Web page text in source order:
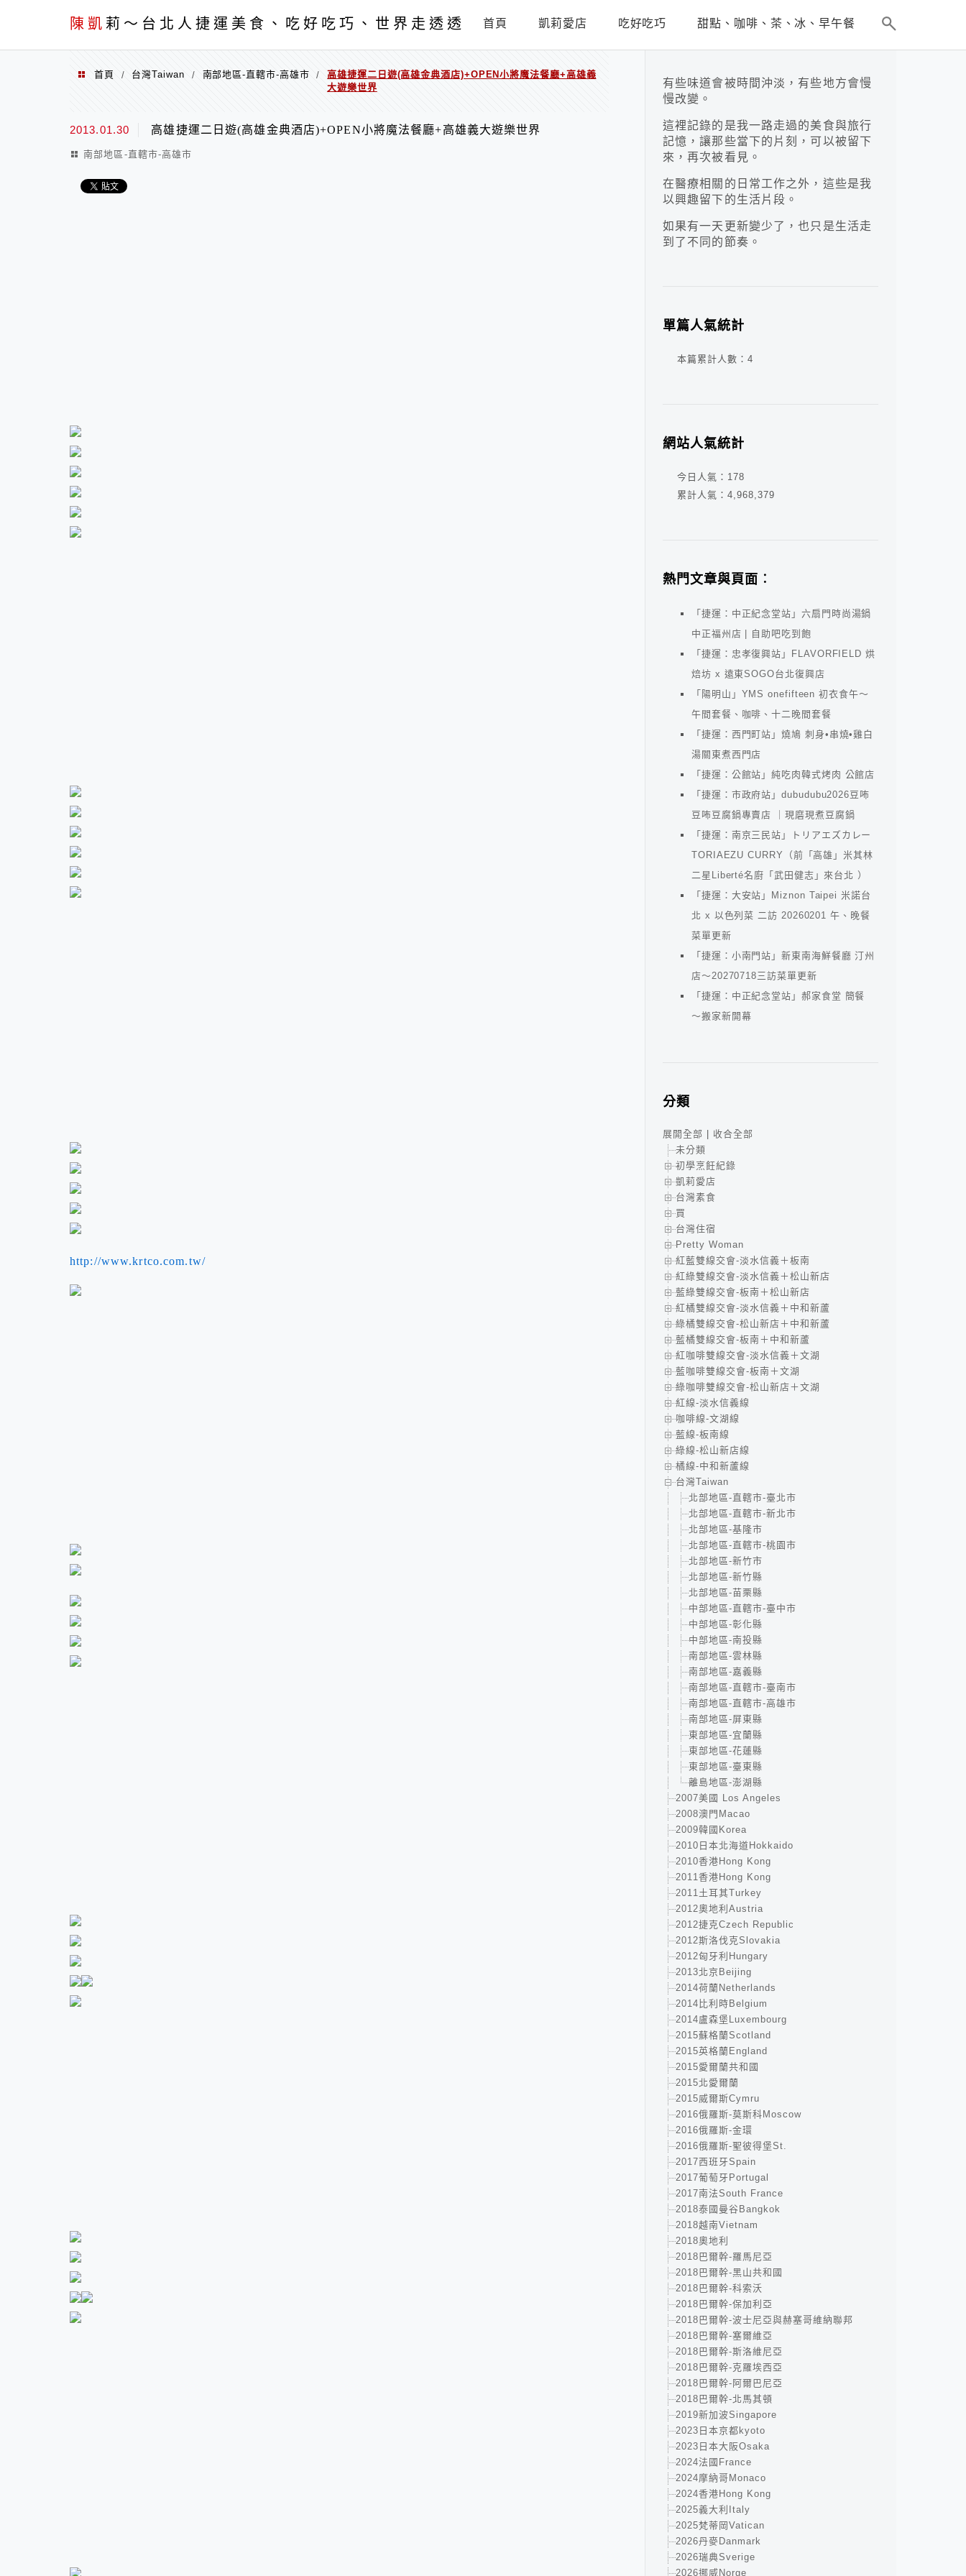
陳凱 莉～台北人捷運美食、吃好吃巧、世界走透透
menu
首頁 凱莉愛店 吃好吃巧 甜點、咖啡、茶、冰、早午餐
首頁 / 台灣Taiwan / 南部地區-直轄市-高雄市 /
高雄捷運二日遊(高雄金典酒店)+OPEN小將魔法餐廳+高雄義
大遊樂世界
2013.01.30 高雄捷運二日遊(高雄金典酒店)+OPEN小將魔法餐廳+高雄義大遊樂世界
南部地區-直轄市-高雄市
http://www.krtco.com.tw/
有些味道會被時間沖淡，有些地方會慢
慢改變。
這裡記錄的是我一路走過的美食與旅行
記憶，讓那些當下的片刻，可以被留下
來，再次被看見。
在醫療相關的日常工作之外，這些是我
以興趣留下的生活片段。
如果有一天更新變少了，也只是生活走
到了不同的節奏。
單篇人氣統計
本篇累計人數： 4
網站人氣統計
今日人氣： 178
累計人氣： 4,968,379
熱門文章與頁面︰
「捷運：中正紀念堂站」六扇門時尚湯鍋
中正福州店 | 自助吧吃到飽
「捷運：忠孝復興站」FLAVORFIELD 烘
焙坊 x 遠東SOGO台北復興店
「陽明山」YMS onefifteen 初衣食午～
午間套餐、咖啡、十二晚間套餐
「捷運：西門町站」燒鳩 刺身•串燒•雞白
湯關東煮西門店
「捷運：公館站」純吃肉韓式烤肉 公館店
「捷運：市政府站」dubudubu2026豆咘
豆咘豆腐鍋專賣店 ｜現磨現煮豆腐鍋
「捷運：南京三民站」トリアエズカレー
TORIAEZU CURRY（前「高雄」米其林
二星Liberté名廚「武田健志」來台北 ）
「捷運：大安站」Miznon Taipei 米諾台
北 x 以色列菜 二訪 20260201 午、晚餐
菜單更新
「捷運：小南門站」新東南海鮮餐廳 汀州
店～20270718三訪菜單更新
「捷運：中正紀念堂站」郝家食堂 簡餐
～搬家新開幕
分類
展開全部
收合全部
未分類
初學烹飪紀錄
凱莉愛店
台灣素食
買
台灣住宿
Pretty Woman
紅藍雙線交會-淡水信義＋板南
紅綠雙線交會-淡水信義＋松山新店
藍綠雙線交會-板南＋松山新店
紅橘雙線交會-淡水信義＋中和新蘆
綠橘雙線交會-松山新店＋中和新蘆
藍橘雙線交會-板南＋中和新蘆
紅咖啡雙線交會-淡水信義＋文湖
藍咖啡雙線交會-板南＋文湖
綠咖啡雙線交會-松山新店＋文湖
紅線-淡水信義線
咖啡線-文湖線
藍線-板南線
綠線-松山新店線
橘線-中和新蘆線
台灣Taiwan
北部地區-直轄市-臺北市
北部地區-直轄市-新北市
北部地區-基隆市
北部地區-直轄市-桃園市
北部地區-新竹市
北部地區-新竹縣
北部地區-苗栗縣
中部地區-直轄市-臺中市
中部地區-彰化縣
中部地區-南投縣
南部地區-雲林縣
南部地區-嘉義縣
南部地區-直轄市-臺南市
南部地區-直轄市-高雄市
南部地區-屏東縣
東部地區-宜蘭縣
東部地區-花蓮縣
東部地區-臺東縣
離島地區-澎湖縣
2007美國 Los Angeles
2008澳門Macao
2009韓國Korea
2010日本北海道Hokkaido
2010香港Hong Kong
2011香港Hong Kong
2011土耳其Turkey
2012奧地利Austria
2012捷克Czech Republic
2012斯洛伐克Slovakia
2012匈牙利Hungary
2013北京Beijing
2014荷蘭Netherlands
2014比利時Belgium
2014盧森堡Luxembourg
2015蘇格蘭Scotland
2015英格蘭England
2015愛爾蘭共和國
2015北愛爾蘭
2015威爾斯Cymru
2016俄羅斯-莫斯科Moscow
2016俄羅斯-金環
2016俄羅斯-聖彼得堡St.
2017西班牙Spain
2017葡萄牙Portugal
2017南法South France
2018泰國曼谷Bangkok
2018越南Vietnam
2018奧地利
2018巴爾幹-羅馬尼亞
2018巴爾幹-黑山共和國
2018巴爾幹-科索沃
2018巴爾幹-保加利亞
2018巴爾幹-波士尼亞與赫塞哥維納聯邦
2018巴爾幹-塞爾維亞
2018巴爾幹-斯洛維尼亞
2018巴爾幹-克羅埃西亞
2018巴爾幹-阿爾巴尼亞
2018巴爾幹-北馬其頓
2019新加波Singapore
2023日本京都kyoto
2023日本大阪Osaka
2024法國France
2024摩納哥Monaco
2024香港Hong Kong
2025義大利Italy
2025梵蒂岡Vatican
2026丹麥Danmark
2026瑞典Sverige
2026挪威Norge